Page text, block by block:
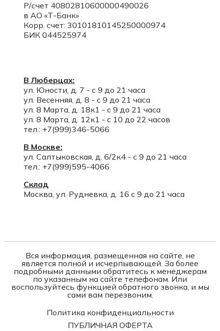
Р/счет 40802810600000490026
в АО «Т-Банк»
Корр. счет: 30101810145250000974
БИК 044525974
В Люберцах:
ул. Юности, д. 7 - с 9 до 21 часа
ул. Весенняя, д. 8 - с 9 до 21 часа
ул. 8 Марта, д. 18к1 - с 9 до 21 часа
ул. 8 Марта, д. 12к1 - с 10 до 22 часов
тел.: +7(999)346-5066
В Москве:
ул. Салтыковская, д. 6/2к4 - с 9 до 21 часа
тел.: +7(999)595-4066
Склад
Москва, ул. Рудневка, д. 16 с 9 до 21 часа
Вся информация, размещенная на сайте, не
является полной и исчерпывающей. За более
подробными данными обратитесь к менеджерам
по указанным на сайте телефонам. Или
воспользуйтесь функцией обратного звонка, и мы
сами вам перезвоним.
Политика конфиденциальности
ПУБЛИЧНАЯ ОФЕРТА